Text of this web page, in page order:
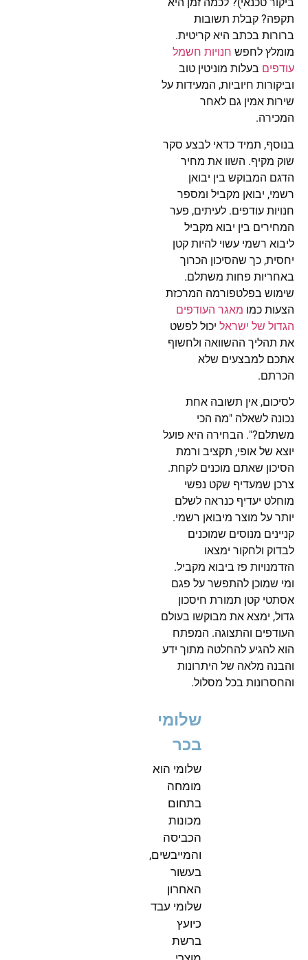
תקפה? קבלת תשובות
ברורות בכתב היא קריטית.
מומלץ לחפש חנויות חשמל
עודפים בעלות מוניטין טוב
וביקורות חיוביות, המעידות על
שירות אמין גם לאחר
המכירה.
בנוסף, תמיד כדאי לבצע סקר
שוק מקיף. השוו את מחיר
הדגם המבוקש בין יבואן
רשמי, יבואן מקביל ומספר
חנויות עודפים. לעיתים, פער
המחירים בין יבוא מקביל
ליבוא רשמי עשוי להיות קטן
יחסית, כך שהסיכון הכרוך
באחריות פחות משתלם.
שימוש בפלטפורמה המרכזת
הצעות כמו מאגר העודפים
הגדול של ישראל יכול לפשט
את תהליך ההשוואה ולחשוף
אתכם למבצעים שלא
הכרתם.
לסיכום, אין תשובה אחת
נכונה לשאלה "מה הכי
משתלם?". הבחירה היא פועל
יוצא של אופי, תקציב ורמת
הסיכון שאתם מוכנים לקחת.
צרכן שמעדיף שקט נפשי
מוחלט יעדיף כנראה לשלם
יותר על מוצר מיבואן רשמי.
קניינים מנוסים שמוכנים
לבדוק ולחקור ימצאו
הזדמנויות פז ביבוא מקביל.
ומי שמוכן להתפשר על פגם
אסתטי קטן תמורת חיסכון
גדול, ימצא את מבוקשו בעולם
העודפים והתצוגה. המפתח
הוא להגיע להחלטה מתוך ידע
והבנה מלאה של היתרונות
והחסרונות בכל מסלול.
שלומי
בכר
שלומי הוא
מומחה
בתחום
מכונות
הכביסה
והמייבשים,
בעשור
האחרון
שלומי עבד
כיועץ
ברשת